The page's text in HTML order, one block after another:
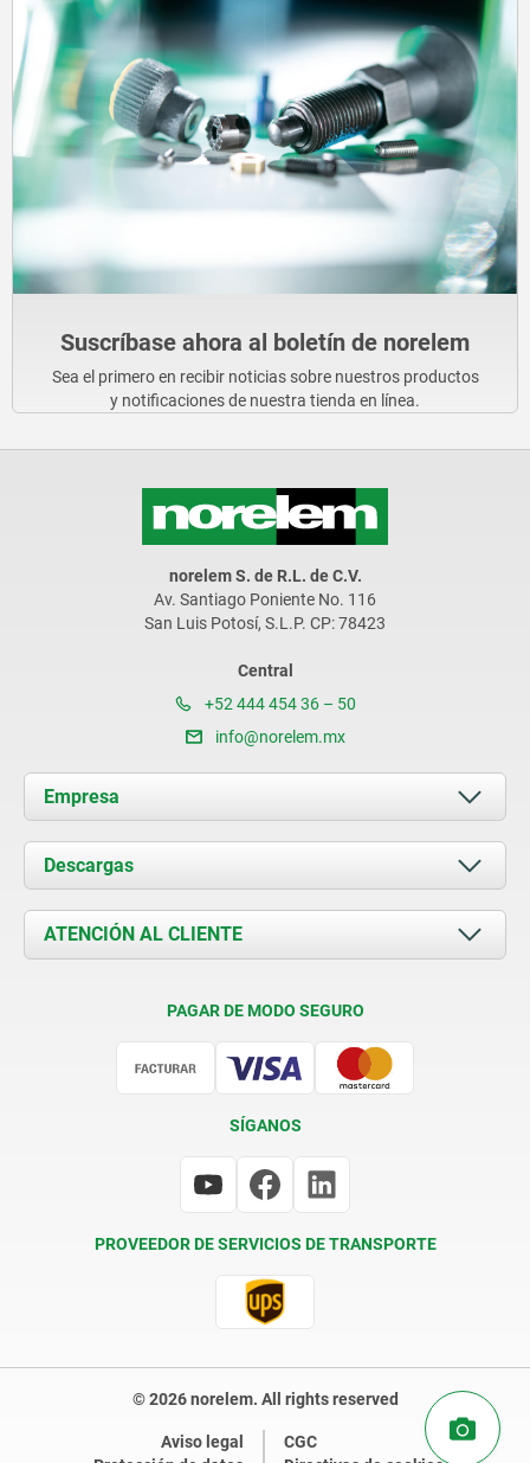
Suscríbase ahora al boletín de norelem
Sea el primero en recibir noticias sobre nuestros productos
y notificaciones de nuestra tienda en línea.
norelem S. de R.L. de C.V.
Av. Santiago Poniente No. 116
San Luis Potosí, S.L.P. CP: 78423
Central
+52 444 454 36 – 50
info@norelem.mx
Empresa
Acerca de nosotros
Novedades
Contacto
Descargas
Documents
ATENCIÓN AL CLIENTE
PAGAR DE MODO SEGURO
SÍGANOS
PROVEEDOR DE SERVICIOS DE TRANSPORTE
© 2026 norelem. All rights reserved
Aviso legal
CGC